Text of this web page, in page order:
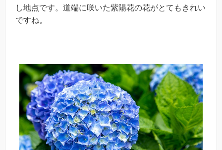
し地点です。道端に咲いた紫陽花の花がとてもきれい
ですね。